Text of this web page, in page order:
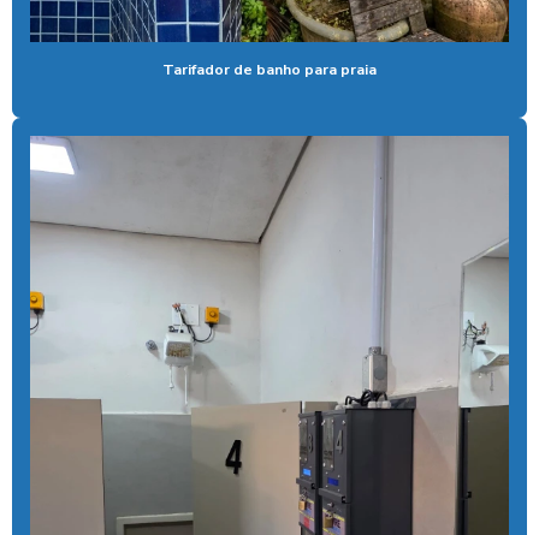
Aspirador de pó self service
Aspirador para posto de lavagem
Aspirador para posto com sistema pix
Aspirador profissional para carros
Aspirador self service fichas
Aspirador self service moedas
Aspirador self service onde encontrar
Aspirador self service pagamento pix
Aspirador self service com pix
Tarifador de banho para praia